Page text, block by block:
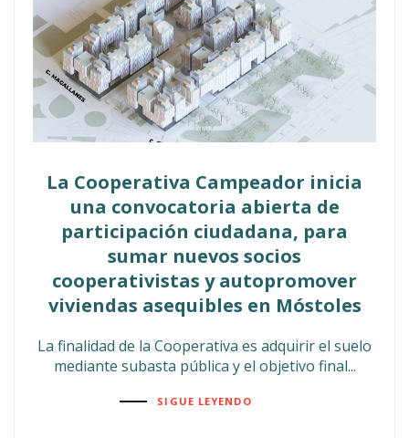
La Cooperativa Campeador inicia
una convocatoria abierta de
participación ciudadana, para
sumar nuevos socios
cooperativistas y autopromover
viviendas asequibles en Móstoles
La finalidad de la Cooperativa es adquirir el suelo
mediante subasta pública y el objetivo final...
SIGUE LEYENDO